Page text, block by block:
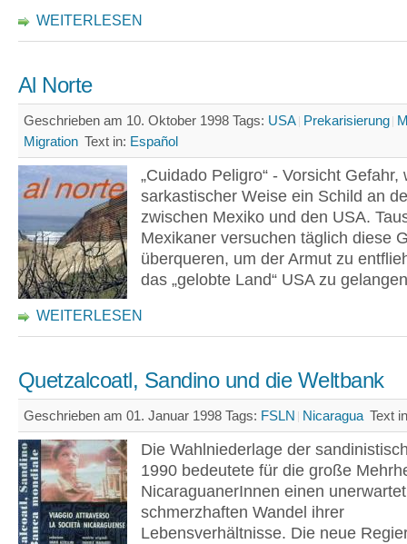
WEITERLESEN
Al Norte
Geschrieben am 10. Oktober 1998 Tags: USA Prekarisierung
Migration Text in: Español
„Cuidado Peligro“ - Vorsicht Gefahr,
sarkastischer Weise ein Schild an
zwischen Mexiko und den USA.
Mexikaner versuchen täglich diese
überqueren, um der Armut zu
das „gelobte Land“ USA zu
WEITERLESEN
Quetzalcoatl, Sandino und die Weltbank
Geschrieben am 01. Januar 1998 Tags: FSLN Nicaragua Text
Die Wahlniederlage der
1990 bedeutete für die große
NicaraguanerInnen einen unerwartet
schmerzhaften Wandel ihrer
Lebensverhältnisse. Die neue